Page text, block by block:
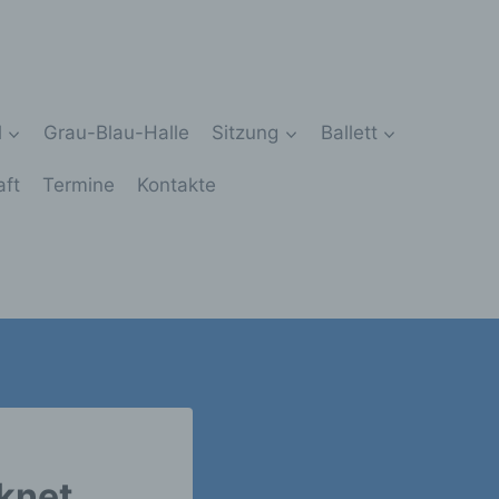
Grau-Blau-Halle Sitzung Ballett
Termine Kontakte